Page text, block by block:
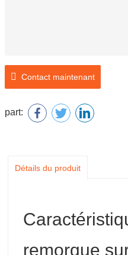
Contact maintenant
part:
Détails du produit
remorque